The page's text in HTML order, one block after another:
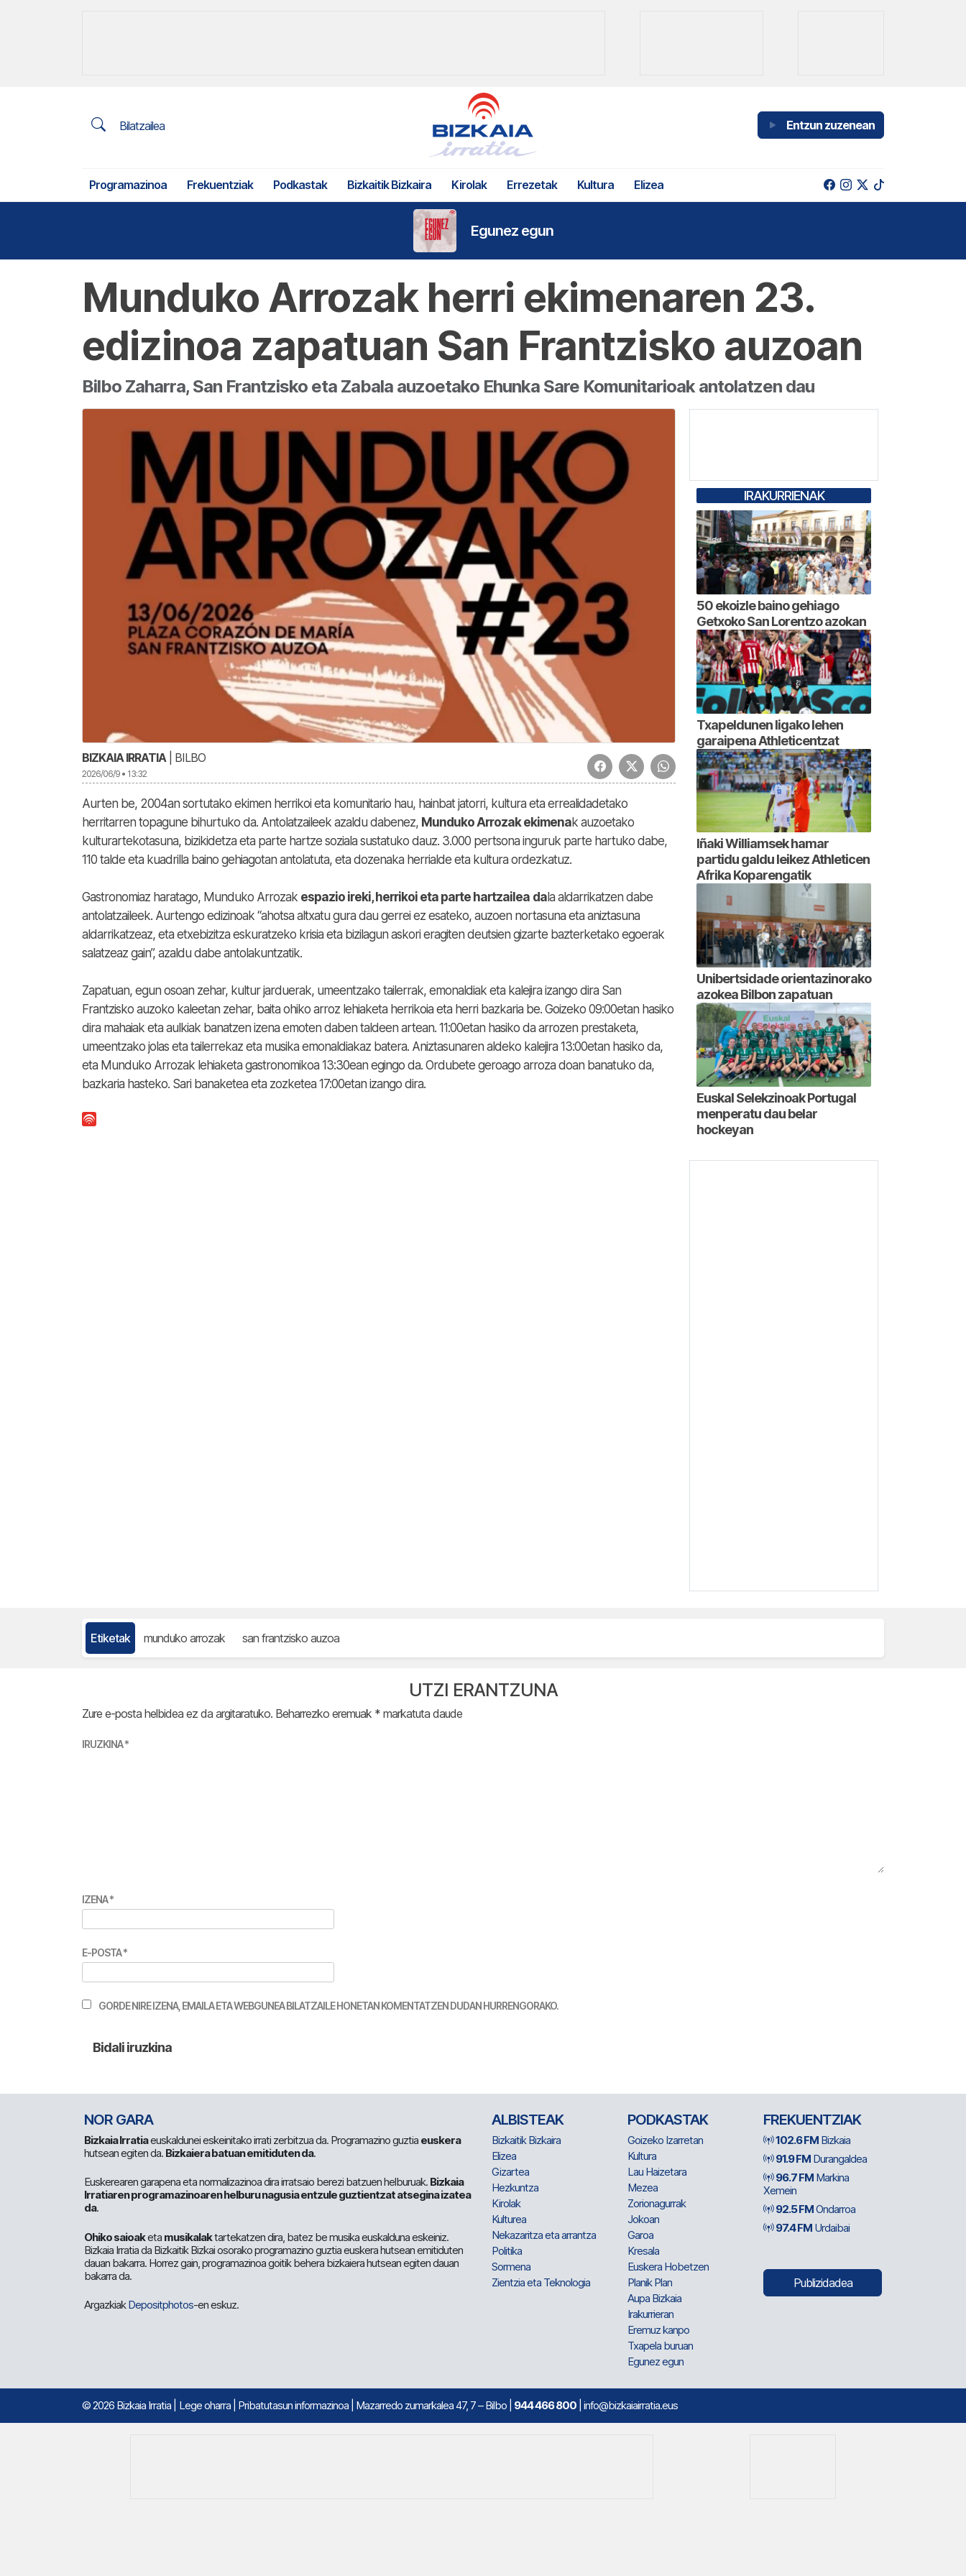
Bilatzailea Entzun zuzenean
Programazinoa Frekuentziak Podkastak Bizkaitik Bizkaira Kirolak Errezetak Kultura Elizea
Egunez egun
Munduko Arrozak herri ekimenaren 23.
edizinoa zapatuan San Frantzisko auzoan
Bilbo Zaharra, San Frantzisko eta Zabala auzoetako Ehunka Sare Komunitarioak antolatzen dau
BIZKAIA IRRATIA| BILBO
2026/06/9 • 13:32
Aurten be, 2004an sortutako ekimen herrikoi eta komunitario hau, hainbat jatorri, kultura eta errealidadetako
herritarren topagune bihurtuko da. Antolatzaileek azaldu dabenez, Munduko Arrozak ekimenak auzoetako
kulturartekotasuna, bizikidetza eta parte hartze soziala sustatuko dauz. 3.000 pertsona inguruk parte hartuko dabe,
110 talde eta kuadrilla baino gehiagotan antolatuta, eta dozenaka herrialde eta kultura ordezkatuz.
Gastronomiaz haratago, Munduko Arrozak espazio ireki, herrikoi eta parte hartzailea dala aldarrikatzen dabe
antolatzaileek. Aurtengo edizinoak “ahotsa altxatu gura dau gerrei ez esateko, auzoen nortasuna eta aniztasuna
aldarrikatzeaz, eta etxebizitza eskuratzeko krisia eta bizilagun askori eragiten deutsien gizarte bazterketako egoerak
salatzeaz gain”, azaldu dabe antolakuntzatik.
Zapatuan, egun osoan zehar, kultur jarduerak, umeentzako tailerrak, emonaldiak eta kalejira izango dira San
Frantzisko auzoko kaleetan zehar, baita ohiko arroz lehiaketa herrikoia eta herri bazkaria be. Goizeko 09:00etan hasiko
dira mahaiak eta aulkiak banatzen izena emoten daben taldeen artean. 11:00etan hasiko da arrozen prestaketa,
umeentzako jolas eta tailerrekaz eta musika emonaldiakaz batera. Aniztasunaren aldeko kalejira 13:00etan hasiko da,
eta Munduko Arrozak lehiaketa gastronomikoa 13:30ean egingo da. Ordubete geroago arroza doan banatuko da,
bazkaria hasteko. Sari banaketea eta zozketea 17:00etan izango dira.
IRAKURRIENAK
50 ekoizle baino gehiago
Getxoko San Lorentzo azokan
Txapeldunen ligako lehen
garaipena Athleticentzat
Iñaki Williamsek hamar
partidu galdu leikez Athleticen
Afrika Koparengatik
Unibertsidade orientazinorako
azokea Bilbon zapatuan
Euskal Selekzinoak Portugal
menperatu dau belar
hockeyan
Etiketak munduko arrozak san frantzisko auzoa
UTZI ERANTZUNA
Zure e-posta helbidea ez da argitaratuko. Beharrezko eremuak * markatuta daude
IRUZKINA*
IZENA*
E-POSTA*
GORDE NIRE IZENA, EMAILA ETA WEBGUNEA BILATZAILE HONETAN KOMENTATZEN DUDAN HURRENGORAKO.
NOR GARA
Bizkaia Irratiaeuskaldunei eskeinitako irrati zerbitzua da. Programazino guztia euskera
hutsean egiten da. Bizkaiera batuan emitiduten da.
Euskerearen garapena eta normalizazinoa dira irratsaio berezi batzuen helburuak. Bizkaia
Irratiaren programazinoaren helburu nagusia entzule guztientzat atsegina izatea
da.
Ohiko saioaketa musikalaktartekatzen dira, batez be musika euskalduna eskeiniz.
Bizkaia Irratia da Bizkaitik Bizkai osorako programazino guztia euskera hutsean emitiduten
dauan bakarra. Horrez gain, programazinoa goitik behera bizkaiera hutsean egiten dauan
bakarra da.
ArgazkiakDepositphotos-en eskuz.
ALBISTEAK
Bizkaitik Bizkaira
Elizea
Gizartea
Hezkuntza
Kirolak
Kulturea
Nekazaritza eta arrantza
Politika
Sormena
Zientzia eta Teknologia
PODKASTAK
Goizeko Izarretan
Kultura
Lau Haizetara
Mezea
Zorionagurrak
Jokoan
Garoa
Kresala
Euskera Hobetzen
Planik Plan
Aupa Bizkaia
Irakurrieran
Eremuz kanpo
Txapela buruan
Egunez egun
FREKUENTZIAK
102.6 FM Bizkaia
91.9 FM Durangaldea
96.7 FM Markina
Xemein
92.5 FMOndarroa
97.4 FM Urdaibai
Publizidadea
© 2026 Bizkaia Irratia Lege oharra Pribatutasun informazinoa | Mazarredo zumarkalea 47, 7 – Bilbo | 944 466 800 | info@bizkaiairratia.eus